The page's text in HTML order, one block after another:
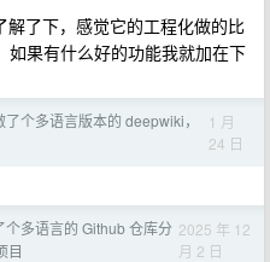
了下，感觉它的工程化做的比
果有什么好的功能我就加在下
了个多语言版本的 deepwiki，
1 月
24 日
个多语言的 Github 仓库分
目
2025 年 12
月 2 日